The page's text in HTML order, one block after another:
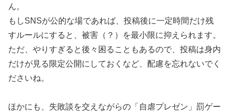
ん。
もしSNSが公的な場であれば、投稿後に一定時間だけ残
すルールにすると、被害（？）を最小限に抑えられます。
ただ、やりすぎると後々困ることもあるので、投稿は身内
だけが見る限定公開にしておくなど、配慮を忘れないでく
ださいね。
ほかにも、失敗談を交えながらの「自虐プレゼン」罰ゲー